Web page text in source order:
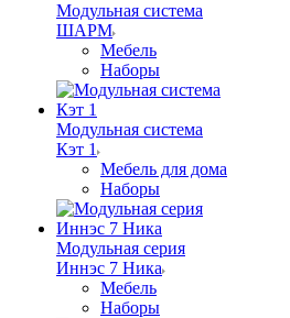
Модульная система
ШАРМ
Мебель
Наборы
Модульная система
Кэт 1
Мебель для дома
Наборы
Модульная серия
Иннэс 7 Ника
Мебель
Наборы